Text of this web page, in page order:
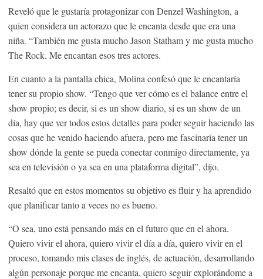
Reveló que le gustaría protagonizar con Denzel Washington, a
quien considera un actorazo que le encanta desde que era una
niña. “También me gusta mucho Jason Statham y me gusta mucho
The Rock. Me encantan esos tres actores.
En cuanto a la pantalla chica, Molina confesó que le encantaría
tener su propio show. “Tengo que ver cómo es el balance entre el
show propio; es decir, si es un show diario, si es un show de un
día, hay que ver todos estos detalles para poder seguir haciendo las
cosas que he venido haciendo afuera, pero me fascinaría tener un
show dónde la gente se pueda conectar conmigo directamente, ya
sea en televisión o ya sea en una plataforma digital”, dijo.
Resaltó que en estos momentos su objetivo es fluir y ha aprendido
que planificar tanto a veces no es bueno.
“O sea, uno está pensando más en el futuro que en el ahora.
Quiero vivir el ahora, quiero vivir el día a día, quiero vivir en el
proceso, tomando mis clases de inglés, de actuación, desarrollando
algún personaje porque me encanta, quiero seguir explorándome a